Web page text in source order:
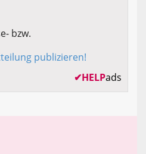
bzw.
publizieren!
✔HELPads